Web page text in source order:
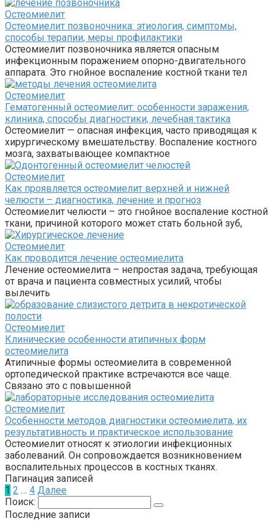
Остеомиелит
Остеомиелит позвоночника: этиология, симптомы,
способы терапии, меры профилактики
Остеомиелит позвоночника является опасным
инфекционным поражением опорно-двигательного
аппарата. Это гнойное воспаление костной ткани тел
Остеомиелит
Гематогенный остеомиелит: особенности заражения,
клиника, способы диагностики, лечебная тактика
Остеомиелит — опасная инфекция, часто приводящая к
хирургическому вмешательству. Воспаление костного
мозга, захватывающее компактное
Остеомиелит
Как проявляется остеомиелит верхней и нижней
челюсти – диагностика, лечение и прогноз
Остеомиелит челюсти – это гнойное воспаление костной
ткани, причиной которого может стать больной зуб,
Остеомиелит
Как проводится лечение остеомиелита
Лечение остеомиелита – непростая задача, требующая
от врача и пациента совместных усилий, чтобы
вылечить
Остеомиелит
Клинические особенности атипичных форм
остеомиелита
Атипичные формы остеомиелита в современной
ортопедической практике встречаются все чаще.
Связано это с повышенной
Остеомиелит
Особенности методов диагностики остеомиелита, их
результативность и практическое использование
Остеомиелит относят к этиологии инфекционных
заболеваний. Он сопровождается возникновением
воспалительных процессов в костных тканях.
Пагинация записей
1 2 … 4 Далее
Поиск:
Последние записи